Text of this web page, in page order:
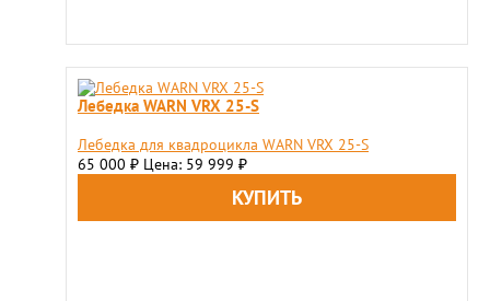
Лебедка WARN VRX 25-S
Лебедка для квадроцикла WARN VRX 25-S
65 000 ₽ Цена: 59 999 ₽